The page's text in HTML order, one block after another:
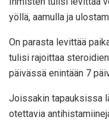
yöllä, aamulla ja
On parasta levittää
tulisi rajoittaa
päivässä enintään 7
Joissakin tapauksissa
otettavia